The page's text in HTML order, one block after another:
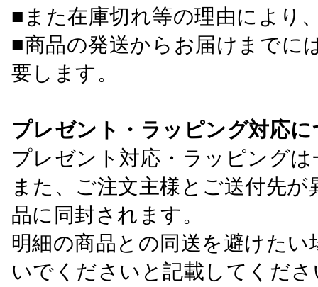
■また在庫切れ等の理由により
■商品の発送からお届けまでに
要します。
プレゼント・ラッピング対応
プレゼント対応・ラッピング
また、ご注文主様とご送付先
品に同封されます。
明細の商品との同送を避けた
いでくださいと記載してくださ